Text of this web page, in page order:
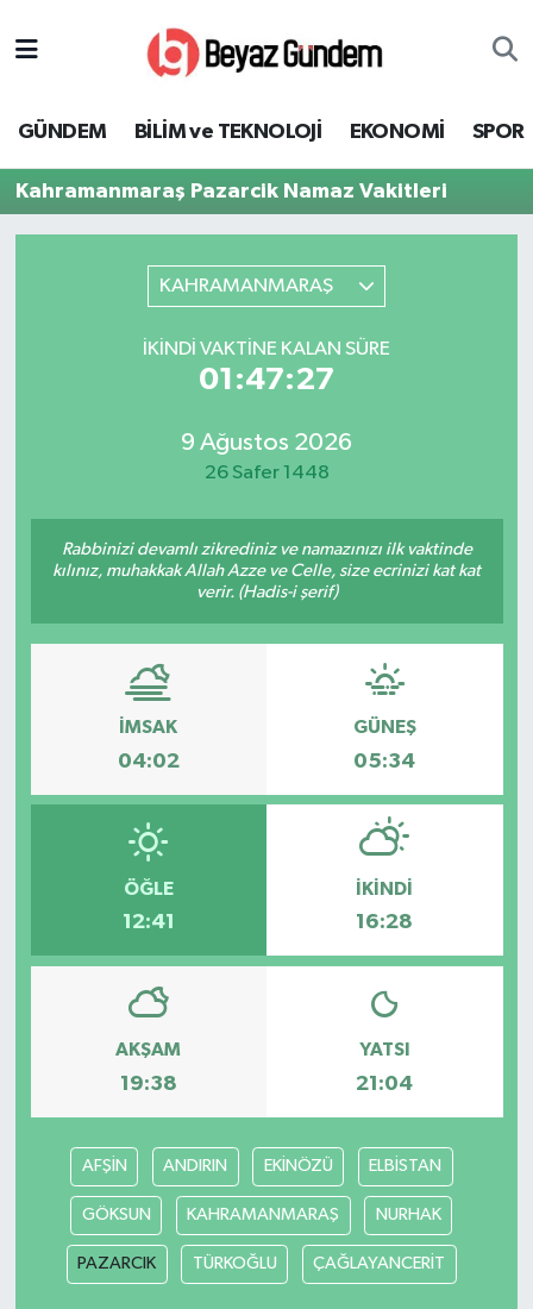
GÜNDEM BİLİM ve TEKNOLOJİ EKONOMİ SPOR
Kahramanmaraş Pazarcik Namaz Vakitleri
KAHRAMANMARAŞ
İKINDI VAKTINE KALAN SÜRE
01:47:27
9 Ağustos 2026
26 Safer 1448
Rabbinizi devamlı zikrediniz ve namazınızı ilk vaktinde
kılınız, muhakkak Allah Azze ve Celle, size ecrinizi kat kat
verir. (Hadis-i şerif)
İMSAK
04:02
GÜNEŞ
05:34
ÖĞLE
12:41
İKINDI
16:28
AKŞAM
19:38
YATSI
21:04
AFŞİN ANDIRIN EKİNÖZÜ ELBİSTAN
GÖKSUN KAHRAMANMARAŞ NURHAK
PAZARCIK TÜRKOĞLU ÇAĞLAYANCERİT
EKONOMİ
KÜLTÜR SANAT
MAGAZİN
YEREL
Süper Lig Puan Durumu ve Fikstür
Tüm Manşetler